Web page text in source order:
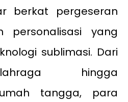
berkat pergeseran
yang
sublimasi. Dari
hingga
tangga, para